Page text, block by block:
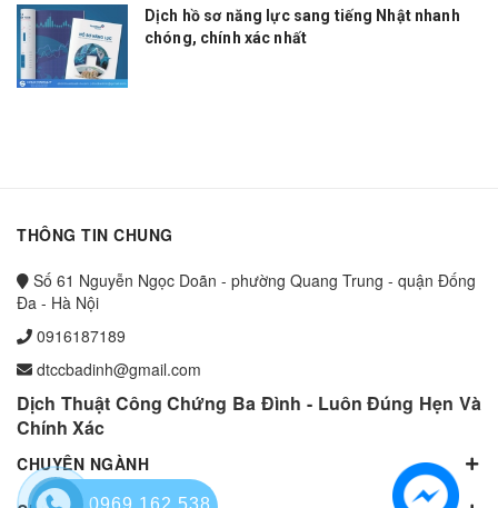
Dịch hồ sơ năng lực sang tiếng Nhật nhanh
chóng, chính xác nhất
THÔNG TIN CHUNG
Số 61 Nguyễn Ngọc Doãn - phường Quang Trung - quận Đống
Đa - Hà Nội
0916187189
dtccbadinh@gmail.com
Dịch Thuật Công Chứng Ba Đình - Luôn Đúng Hẹn Và
Chính Xác
CHUYÊN NGÀNH
0969.162.538